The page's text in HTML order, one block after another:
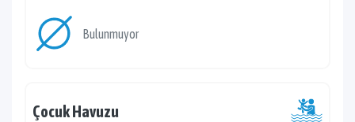
Bulunmuyor
Çocuk Havuzu